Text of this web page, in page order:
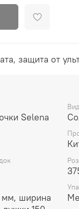
защита от
Selena
ширина